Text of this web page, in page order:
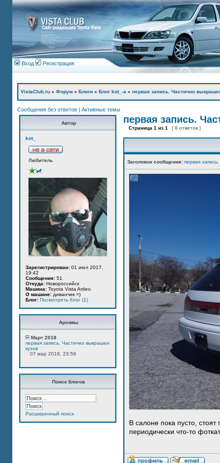
Вход Регистрация
VistaClub.ru » Форум » Блоги » Блог kot_-а » первая запись. Частично
Сообщения без ответов | Активные темы
Автор
kot_
Любитель
Зарегистрирован: 01 июл 2017,
19:42
Сообщения: 51
Откуда: Новороссийск
Машина: Toyota Vista Ardeo
О машине: диванчик =)
Блог: Посмотреть блог (1)
Архивы
Март 2018
первая запись. Частично выкрашен
кузов
07 мар 2018, 23:59
Поиск блогов
Расширенный поиск
первая запись.
Страница 1 из 1 [ 8 ответов ]
Заголовок сообщения: первая
В салоне пока пусто,
периодически что-то